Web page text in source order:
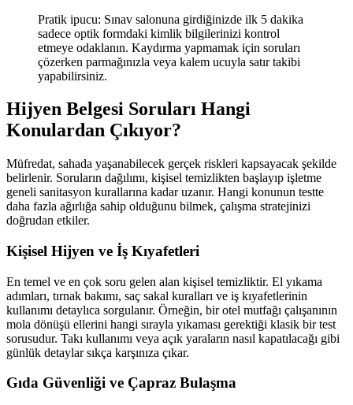
Pratik ipucu: Sınav salonuna girdiğinizde ilk 5 dakika
sadece optik formdaki kimlik bilgilerinizi kontrol
etmeye odaklanın. Kaydırma yapmamak için soruları
çözerken parmağınızla veya kalem ucuyla satır takibi
yapabilirsiniz.
Hijyen Belgesi Soruları Hangi
Konulardan Çıkıyor?
Müfredat, sahada yaşanabilecek gerçek riskleri kapsayacak şekilde
belirlenir. Soruların dağılımı, kişisel temizlikten başlayıp işletme
geneli sanitasyon kurallarına kadar uzanır. Hangi konunun testte
daha fazla ağırlığa sahip olduğunu bilmek, çalışma stratejinizi
doğrudan etkiler.
Kişisel Hijyen ve İş Kıyafetleri
En temel ve en çok soru gelen alan kişisel temizliktir. El yıkama
adımları, tırnak bakımı, saç sakal kuralları ve iş kıyafetlerinin
kullanımı detaylıca sorgulanır. Örneğin, bir otel mutfağı çalışanının
mola dönüşü ellerini hangi sırayla yıkaması gerektiği klasik bir test
sorusudur. Takı kullanımı veya açık yaraların nasıl kapatılacağı gibi
günlük detaylar sıkça karşınıza çıkar.
Gıda Güvenliği ve Çapraz Bulaşma